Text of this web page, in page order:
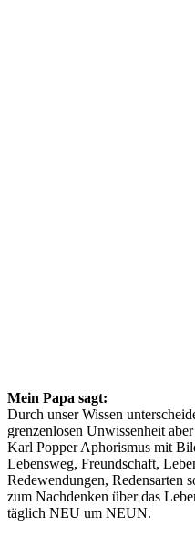
Mein Papa sagt:
Durch unser Wissen
grenzenlosen Unwissenheit
Karl Popper Aphorismus mit
Lebensweg, Freundschaft,
Redewendungen, Redensarten
zum Nachdenken über das
täglich NEU um NEUN.